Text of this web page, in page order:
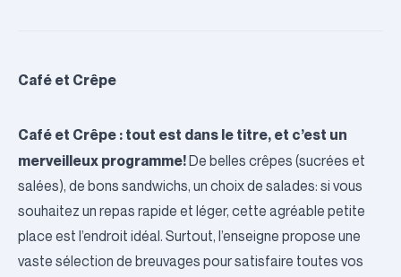
Café et Crêpe
Café et Crêpe : tout est dans le titre, et c’est un
merveilleux programme!De belles crêpes (sucrées et
salées), de bons sandwichs, un choix de salades: si vous
souhaitez un repas rapide et léger, cette agréable petite
place est l’endroit idéal. Surtout, l’enseigne propose une
vaste sélection de breuvages pour satisfaire toutes vos